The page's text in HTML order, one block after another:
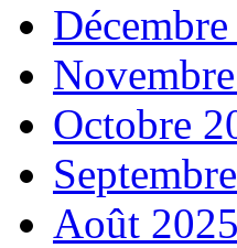
Octobre
Août 2025